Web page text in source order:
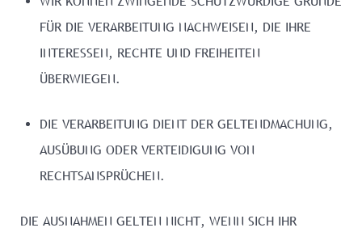
FÜR DIE VERARBEITUNG NACHWEISEN, DIE IHRE
INTERESSEN, RECHTE UND FREIHEITEN
ÜBERWIEGEN.
DIE VERARBEITUNG DIENT DER GELTENDMACHUNG,
AUSÜBUNG ODER VERTEIDIGUNG VON
RECHTSANSPRÜCHEN.
DIE AUSNAHMEN GELTEN NICHT, WENN SICH IHR